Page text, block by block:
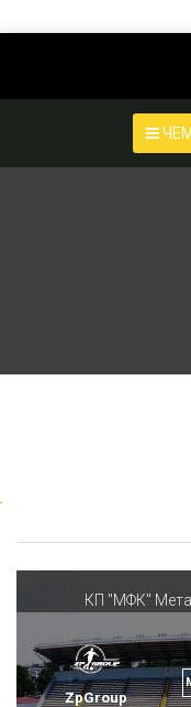
КП "МФК"
ZpGroup